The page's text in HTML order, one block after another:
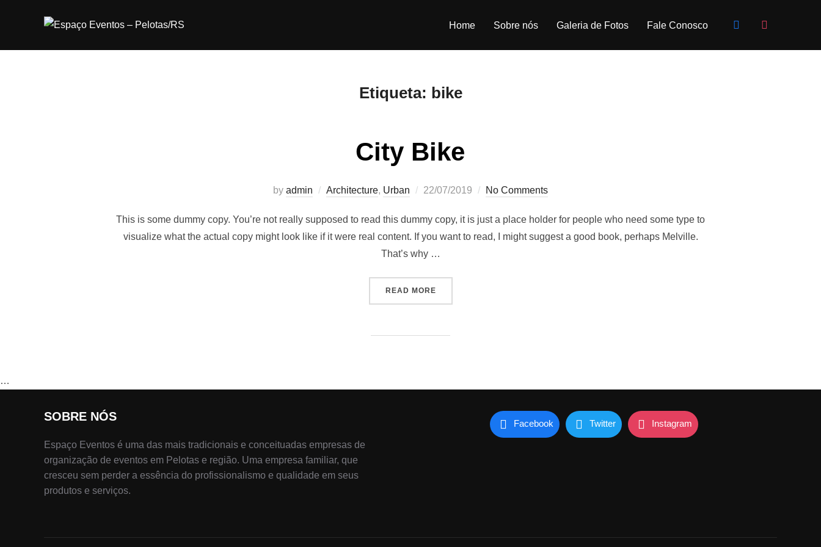
Home Sobre nós Galeria de Fotos Fale Conosco facebookinstagram
Etiqueta: bike
City Bike
by admin Architecture, Urban
Posted
22/07/2019 No Comments
This is some dummy copy. You’re not really supposed to read this dummy copy, it is just a place holder for people who need some type to
visualize what the actual copy might look like if it were real content. If you want to read, I might suggest a good book, perhaps Melville.
That’s why …
READ MORE“CITY BIKE”
…
SOBRE NÓS
Espaço Eventos é uma das mais tradicionais e conceituadas empresas de
organização de eventos em Pelotas e região. Uma empresa familiar, que
cresceu sem perder a essência do profissionalismo e qualidade em seus
produtos e serviços.
Facebook Twitter Instagram